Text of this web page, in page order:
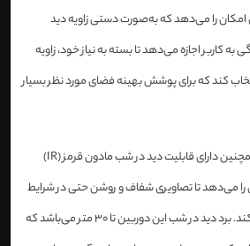
امکان را می‌دهد که به‌صورت دستی زاویه دید
به کاربر اجازه می‌دهد تا بسته به نیاز خود، زاویه
کند که برای پوشش بهینه فضای مورد نظر بسیار
همچنین دارای قابلیت دید در شب مادون قرمز (IR)
را می‌دهد تا تصاویری شفاف و روشن حتی در شرایط
نور کم یا تاریکی کامل ضبط کند. برد دید در شب این دوربین تا 30 متر می‌باشد که